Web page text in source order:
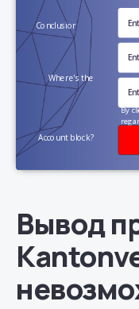
Conclusion?
Where's the
money?
Account block?
By
Вывод